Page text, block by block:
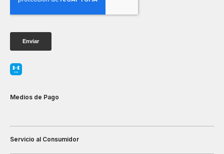
Medios de Pago
Servicio al Consumidor